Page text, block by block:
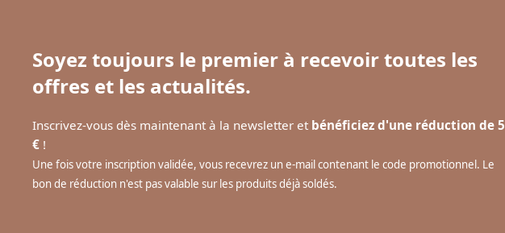
Soyez toujours le premier à recevoir toutes les
offres et les actualités.
Inscrivez-vous dès maintenant à la newsletter et bénéficiez d'une réduction de 5
€ !
Une fois votre inscription validée, vous recevrez un e-mail contenant le code promotionnel. Le
bon de réduction n'est pas valable sur les produits déjà soldés.